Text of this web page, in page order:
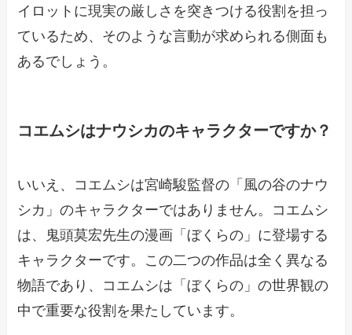
イロットに現実の厳しさを突きつける役割を担っ
ているため、そのような言動が求められる側面も
あるでしょう。
コエムシはナウシカのキャラクターですか？
いいえ、コエムシは宮崎駿監督の「風の谷のナウ
シカ」のキャラクターではありません。コエムシ
は、鬼頭莫宏先生の漫画「ぼくらの」に登場する
キャラクターです。この二つの作品は全く異なる
物語であり、コエムシは「ぼくらの」の世界観の
中で重要な役割を果たしています。